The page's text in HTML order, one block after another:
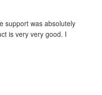
support was absolutely
is very very good. I